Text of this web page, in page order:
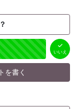
いいえ
を書く